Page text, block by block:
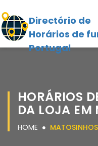
Directório de
Horários de
Portugal
HORÁRIOS
DA LOJA EM
HOME MATOSINHOS